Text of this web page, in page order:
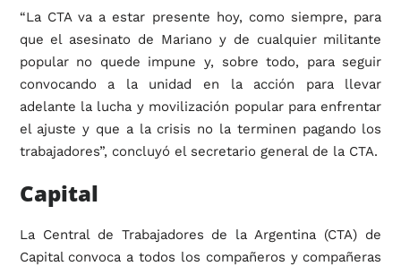
“La CTA va a estar presente hoy, como siempre, para
que el asesinato de Mariano y de cualquier militante
popular no quede impune y, sobre todo, para seguir
convocando a la unidad en la acción para llevar
adelante la lucha y movilización popular para enfrentar
el ajuste y que a la crisis no la terminen pagando los
trabajadores”, concluyó el secretario general de la CTA.
Capital
La Central de Trabajadores de la Argentina (CTA) de
Capital convoca a todos los compañeros y compañeras